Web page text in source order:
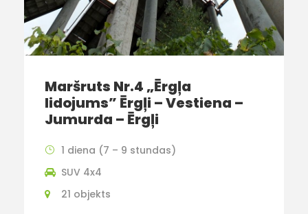
Maršruts Nr.4 „Ērgļa
lidojums” Ērgļi – Vestiena –
Jumurda – Ērgļi
1 diena (7 – 9 stundas)
SUV 4x4
21 objekts